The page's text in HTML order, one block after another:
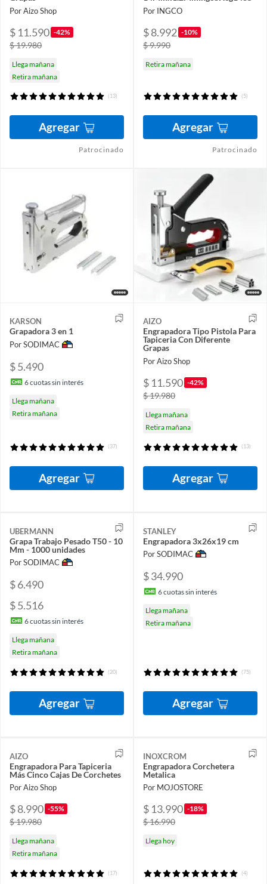
Por Aizo Shop
$ 11.590 -42%
$ 19.980
Llega mañana
Retira mañana
(13)
Agregar
Patrocinado
Por INGCO
$ 8.992 -10%
$ 9.990
Retira mañana
(5)
Agregar
Patrocinado
KARSON
Grapadora 3 en 1
Por SODIMAC
$ 5.490
6cuotas sin interés
Llega mañana
Retira mañana
(37)
Agregar
AIZO
Engrapadora Tipo Pistola Para
Tapiceria Con Diferente
Grapas
Por Aizo Shop
$ 11.590 -42%
$ 19.980
Llega mañana
Retira mañana
(13)
Agregar
UBERMANN
Grapa Trabajo Pesado T50 - 10
Mm - 1000 unidades
Por SODIMAC
$ 6.490
$ 5.516
6cuotas sin interés
Llega mañana
Retira mañana
(20)
Agregar
STANLEY
Engrapadora 3x26x19 cm
Por SODIMAC
$ 34.990
6cuotas sin interés
Llega mañana
Retira mañana
(75)
Agregar
AIZO
Engrapadora Para Tapiceria
Más Cinco Cajas De Corchetes
Por Aizo Shop
$ 8.990 -55%
$ 19.980
Llega mañana
Retira mañana
(17)
INOXCROM
Engrapadora Corchetera
Metalica
Por MOJOSTORE
$ 13.990 -18%
$ 16.990
Llega hoy
(4)